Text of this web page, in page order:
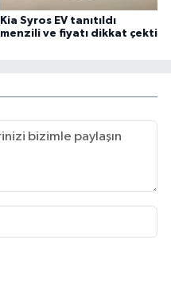
Kia Syros EV tanıtıldı
menzili ve fiyatı dikkat çekti